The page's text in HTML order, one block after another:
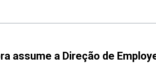
assume a Direção de